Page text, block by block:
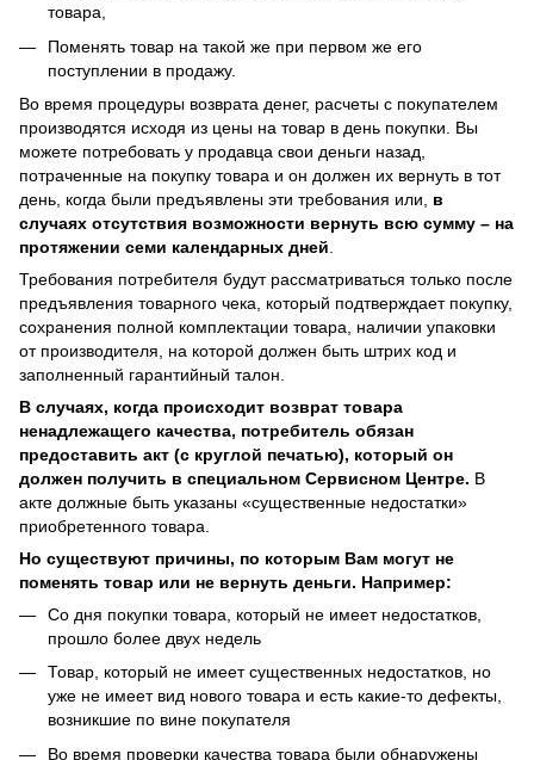
товара,
Поменять товар на такой же при первом же его
поступлении в продажу.
Во время процедуры возврата денег, расчеты с покупателем
производятся исходя из цены на товар в день покупки. Вы
можете потребовать у продавца свои деньги назад,
потраченные на покупку товара и он должен их вернуть в тот
день, когда были предъявлены эти требования или, в
случаях отсутствия возможности вернуть всю сумму – на
протяжении семи календарных дней
Требования потребителя будут рассматриваться только после
предъявления товарного чека, который подтверждает покупку,
сохранения полной комплектации товара, наличии упаковки
от производителя, на которой должен быть штрих код и
заполненный гарантийный талон.
В случаях, когда происходит возврат товара
ненадлежащего качества, потребитель обязан
предоставить акт (с круглой печатью), который он
должен получить в специальном Сервисном Центре. В
акте должные быть указаны «существенные недостатки»
приобретенного товара.
Но существуют причины, по которым Вам могут не
поменять товар или не вернуть деньги. Например:
Со дня покупки товара, который не имеет недостатков,
прошло более двух недель
Товар, который не имеет существенных недостатков, но
уже не имеет вид нового товара и есть какие-то дефекты,
возникшие по вине покупателя
Во время проверки качества товара были обнаружены